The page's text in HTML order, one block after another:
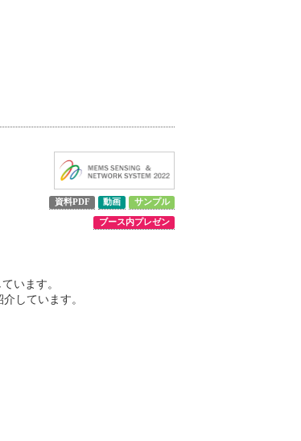
資料PDF 動画 サンプル
ブース内プレゼン
います。
しています。